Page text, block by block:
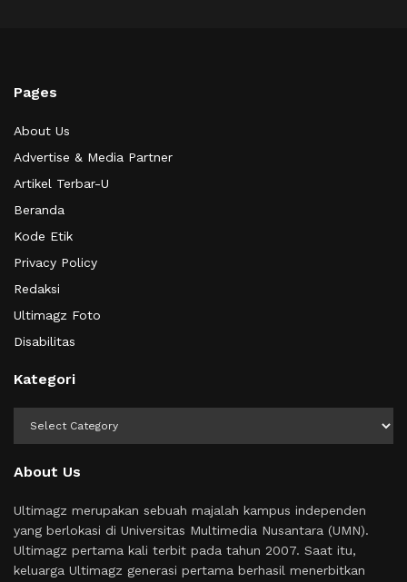
Pages
About Us
Advertise & Media Partner
Artikel Terbar-U
Beranda
Kode Etik
Privacy Policy
Redaksi
Ultimagz Foto
Disabilitas
Kategori
About Us
Ultimagz merupakan sebuah majalah kampus independen
yang berlokasi di Universitas Multimedia Nusantara (UMN).
Ultimagz pertama kali terbit pada tahun 2007. Saat itu,
keluarga Ultimagz generasi pertama berhasil menerbitkan